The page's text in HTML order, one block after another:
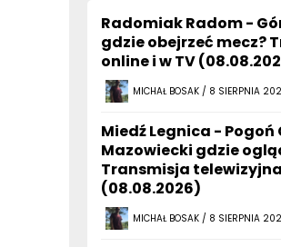
Radomiak Radom -
gdzie obejrzeć mecz?
online i w TV
MICHAŁ BOSAK / 8 SIERPNIA
Miedź Legnica - Pogoń
Mazowiecki gdzie
Transmisja
(08.08.2026)
MICHAŁ BOSAK / 8 SIERPNIA